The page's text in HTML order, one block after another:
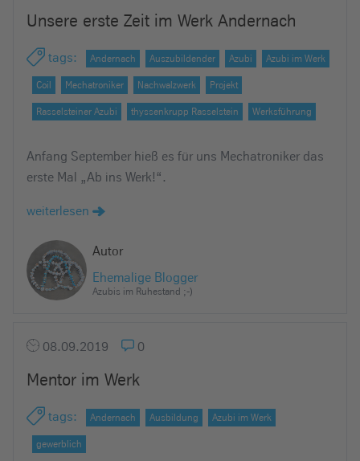
Unsere erste Zeit im Werk Andernach
tags: Andernach Auszubildender Azubi Azubi im Werk
Coil Mechatroniker Nachwalzwerk Projekt
Rasselsteiner Azubi thyssenkrupp Rasselstein Werksführung
Anfang September hieß es für uns Mechatroniker das
erste Mal „Ab ins Werk!“.
weiterlesen
Autor
Ehemalige Blogger
Azubis im Ruhestand ;-)
08.09.2019 0
Mentor im Werk
tags: Andernach Ausbildung Azubi im Werk
gewerblich